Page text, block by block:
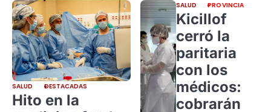
SALUD DESTACADAS
Hito en la
SALUD PROVINCIA
Kicillof
cerró la
paritaria
con los
médicos:
cobrarán